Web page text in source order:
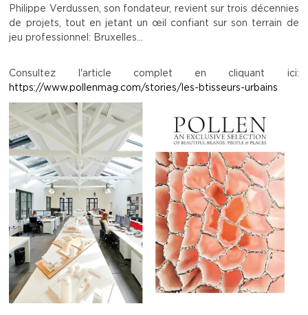
Philippe Verdussen, son fondateur, revient sur trois décennies
de projets, tout en jetant un œil confiant sur son terrain de
jeu professionnel: Bruxelles...
Consultez l'article complet en cliquant ici:
https://www.pollenmag.com/stories/les-btisseurs-urbains